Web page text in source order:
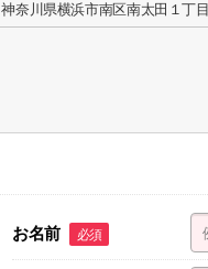
神奈川県横浜市南区南太田１丁目
お名前 必須